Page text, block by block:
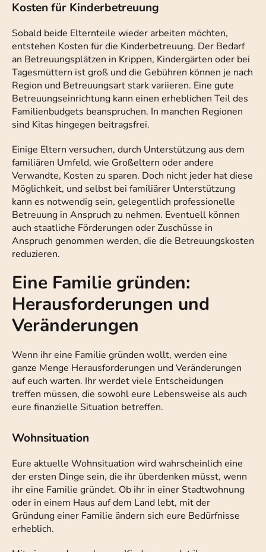
Kosten für Kinderbetreuung
Sobald beide Elternteile wieder arbeiten möchten,
entstehen Kosten für die Kinderbetreuung. Der Bedarf
an Betreuungsplätzen in Krippen, Kindergärten oder bei
Tagesmüttern ist groß und die Gebühren können je nach
Region und Betreuungsart stark variieren. Eine gute
Betreuungseinrichtung kann einen erheblichen Teil des
Familienbudgets beanspruchen. In manchen Regionen
sind Kitas hingegen beitragsfrei.
Einige Eltern versuchen, durch Unterstützung aus dem
familiären Umfeld, wie Großeltern oder andere
Verwandte, Kosten zu sparen. Doch nicht jeder hat diese
Möglichkeit, und selbst bei familiärer Unterstützung
kann es notwendig sein, gelegentlich professionelle
Betreuung in Anspruch zu nehmen. Eventuell können
auch staatliche Förderungen oder Zuschüsse in
Anspruch genommen werden, die die Betreuungskosten
reduzieren.
Eine Familie gründen:
Herausforderungen und
Veränderungen
Wenn ihr eine Familie gründen wollt, werden eine
ganze Menge Herausforderungen und Veränderungen
auf euch warten. Ihr werdet viele Entscheidungen
treffen müssen, die sowohl eure Lebensweise als auch
eure finanzielle Situation betreffen.
Wohnsituation
Eure aktuelle Wohnsituation wird wahrscheinlich eine
der ersten Dinge sein, die ihr überdenken müsst, wenn
ihr eine Familie gründet. Ob ihr in einer Stadtwohnung
oder in einem Haus auf dem Land lebt, mit der
Gründung einer Familie ändern sich eure Bedürfnisse
erheblich.